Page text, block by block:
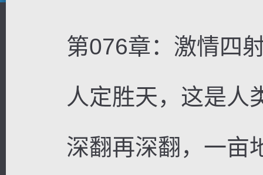
第076章：激情四射
人定胜天，这是人
深翻再深翻，一亩